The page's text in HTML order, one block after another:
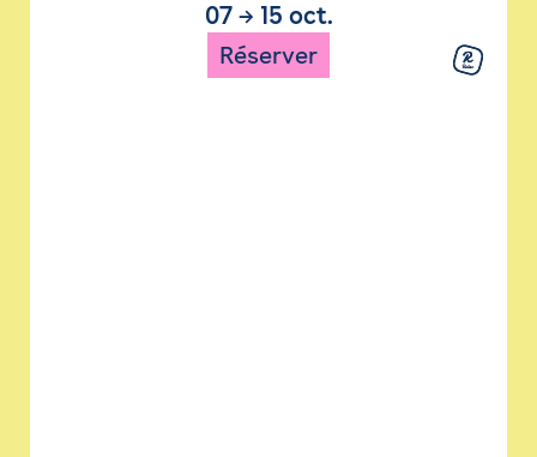
07→ 15 oct.
Réserver